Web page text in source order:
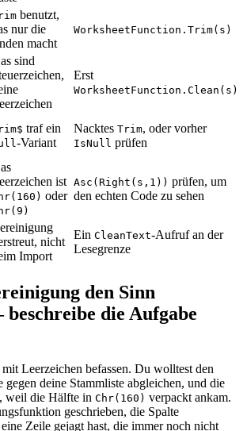
benutzt,
nur die
macht
WorksheetFunction.Trim(s)
sind
Erst
WorksheetFunction.Clean(s)
traf ein
-Variant
Nacktes Trim, oder vorher
IsNull prüfen
ist
oder
Asc(Right(s,1)) prüfen, um
den echten Code zu sehen
nicht
Import
Ein CleanText-Aufruf an der
Lesegrenze
den Sinn
die Aufgabe
Leerzeichen befassen. Du wolltest den
gegen deine Stammliste abgleichen, und die
weil die Hälfte in Chr(160) verpackt ankam.
geschrieben, die Spalte
Zeile gejagt hast, die immer noch nicht